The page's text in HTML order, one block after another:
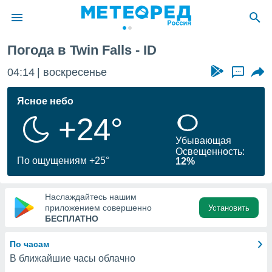
о
Вы можете
к этому
доступ
Погода в Twin Falls - ID
04:14 воскресенье ...
Ясное небо
+24°
По ощущениям +25°
Убывающая
Освещенность:
12%
Наслаждайтесь нашим
приложением совершенно
БЕСПЛАТНО
Установить
По часам
В ближайшие часы облачно